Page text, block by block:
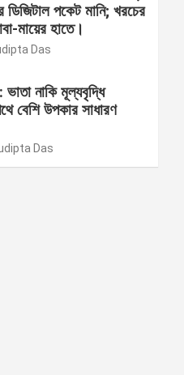
ডিজিটাল পকেট মানি; খরচের
মায়ের হাতে।
Das
ভাতা নাকি মূল্যবৃদ্ধি
বেশি উপকার সাধারণ
Das